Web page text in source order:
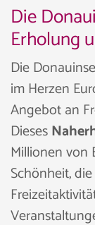
Die
Erholung
Die
im Herzen
Angebot an
Dieses
Millionen von
Schönheit,